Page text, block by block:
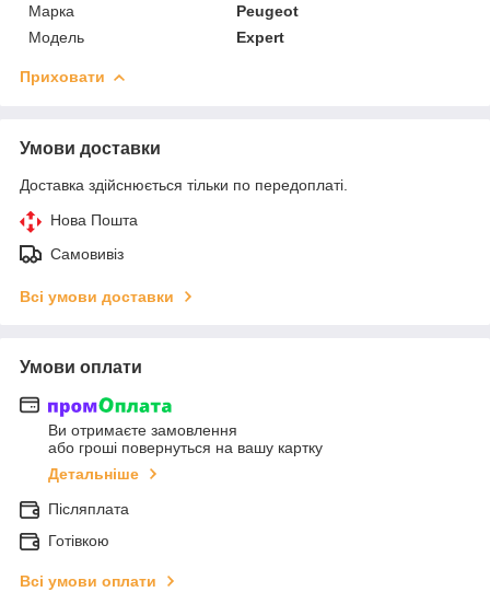
Марка
Peugeot
Модель
Expert
Приховати
Умови доставки
Доставка здійснюється тільки по передоплаті.
Нова Пошта
Самовивіз
Всі умови доставки
Умови оплати
Ви отримаєте замовлення
або гроші повернуться на вашу картку
Детальніше
Післяплата
Готівкою
Всі умови оплати